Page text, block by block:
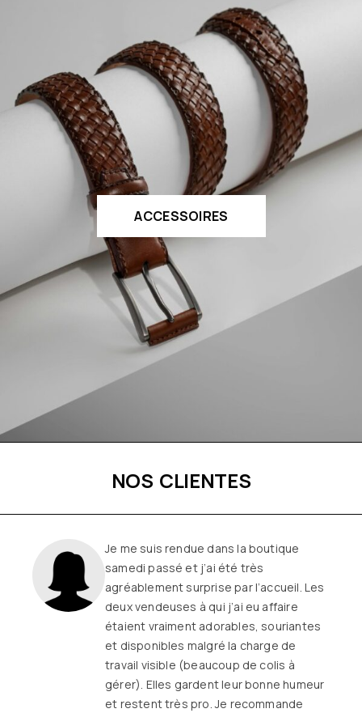
ACCESSOIRES
NOS CLIENTES
Je me suis rendue dans la boutique
samedi passé et j’ai été très
agréablement surprise par l’accueil. Les
deux vendeuses à qui j’ai eu affaire
étaient vraiment adorables, souriantes
et disponibles malgré la charge de
travail visible (beaucoup de colis à
gérer). Elles gardent leur bonne humeur
et restent très pro. Je recommande